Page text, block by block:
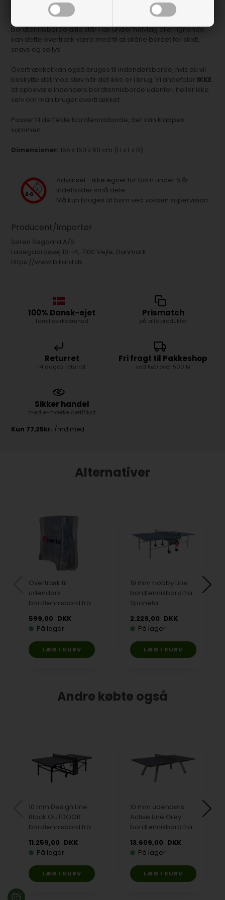
Praktisk overtræk i grå PU-plast til dit udendørs
bordtennisbord. Selv om vi anbefaler at udendørs
bordtennisborde altid står i læ under halvtag eller lignende,
kan dette overtræk være med til at skåne bordet for skidt,
snavs og sollys.
Overtrækket kan også bruges til indendørsborde, hvis du vil
beskytte det mod støv når det ikke er i brug. Vi anbefaler IKKE
at opbevare indendørs bordtennisborde udenfor, heller ikke
selv om man bruger overtrækket.
Passer til de fleste bordtennisborde, der kan klappes
sammen.
Dimensioner: 155 x 153 x 60 cm (H x L x B).
Advarsel - ikke egnet for børn under 6 år.
Indeholder små dele.
Må kun bruges af børn ved voksen supervision.
Producent/importør
Søren Søgaard A/S
Ladegaardsvej 10-14, 7100 Vejle, Danmark
https://www.billard.dk
100% Dansk-ejet
familievirksomhed
Prismatch
på alle produkter
Returret
14 dages returret
Fri fragt til Pakkeshop
ved køb over 500 kr
Sikker handel
med e-mærke certifikat
Alternativer
Overtræk til
udendørs
bordtennisbord fra
Sponeta
599,00 DKK
På lager
19 mm Hobby Line
bordtennisbord fra
Sponeta
2.229,00 DKK
På lager
Andre købte også
10 mm Design Line
Black OUTDOOR
bordtennisbord fra
Sponeta
11.259,00 DKK
På lager
10 mm udendørs
Active Line Grey
bordtennisbord fra
SPONETA
13.609,00 DKK
På lager